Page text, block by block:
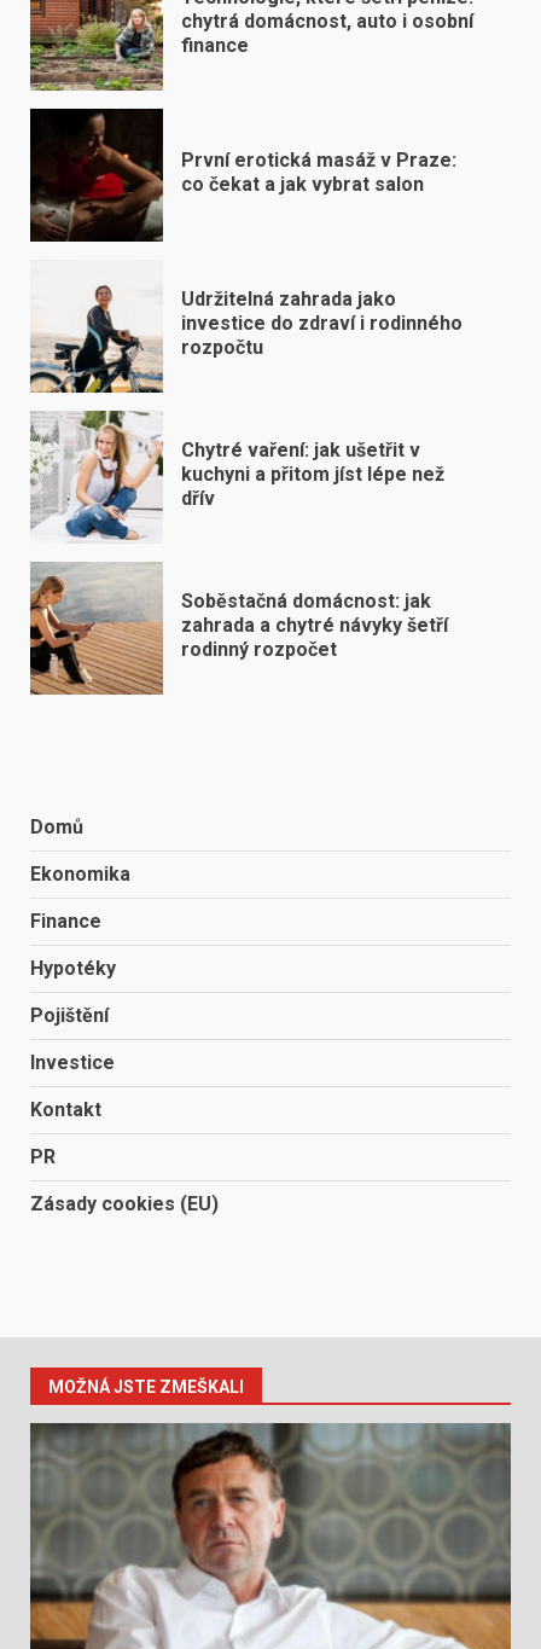
chytrá domácnost, auto i osobní
finance
První erotická masáž v Praze:
co čekat a jak vybrat salon
Udržitelná zahrada jako
investice do zdraví i rodinného
rozpočtu
Chytré vaření: jak ušetřit v
kuchyni a přitom jíst lépe než
dřív
Soběstačná domácnost: jak
zahrada a chytré návyky šetří
rodinný rozpočet
Domů
Ekonomika
Finance
Hypotéky
Pojištění
Investice
Kontakt
PR
Zásady cookies (EU)
MOŽNÁ JSTE ZMEŠKALI